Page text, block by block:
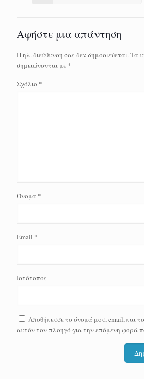
Αφήστε μια απάντηση
Η ηλ. διεύθυνση σας δεν δημοσιεύεται.Τα
σημειώνονται με *
Σχόλιο *
Όνομα *
Email *
Ιστότοπος
Αποθήκευσε το όνομά μου, email, και
αυτόν τον πλοηγό για την επόμενη φορά